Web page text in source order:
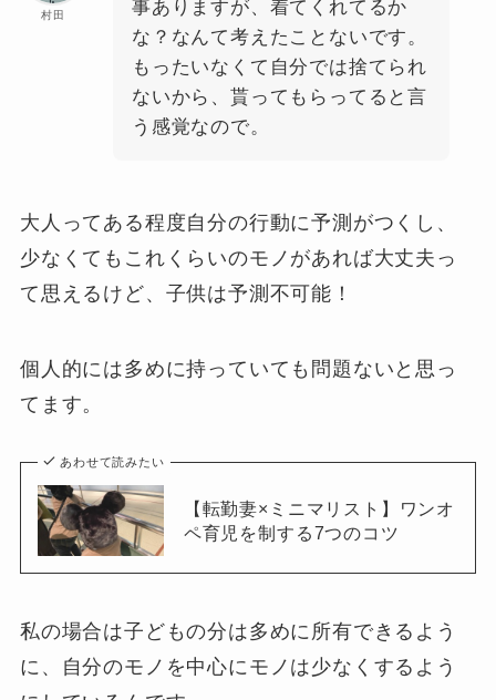
村田
事ありますが、着てくれてるか
な？なんて考えたことないです。
もったいなくて自分では捨てられ
ないから、貰ってもらってると言
う感覚なので。
大人ってある程度自分の行動に予測がつくし、
少なくてもこれくらいのモノがあれば大丈夫っ
て思えるけど、子供は予測不可能！
個人的には多めに持っていても問題ないと思っ
てます。
あわせて読みたい
【転勤妻×ミニマリスト】ワンオ
ペ育児を制する7つのコツ
私の場合は子どもの分は多めに所有できるよう
に、自分のモノを中心にモノは少なくするよう